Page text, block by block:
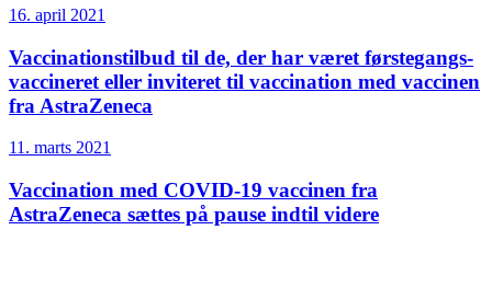
16. april 2021
Vaccinations­tilbud til de, der har været førstegangs­
vaccineret eller inviteret til vaccination med vaccinen
fra AstraZeneca
11. marts 2021
Vaccination med COVID-19 vaccinen fra
AstraZeneca sættes på pause indtil videre